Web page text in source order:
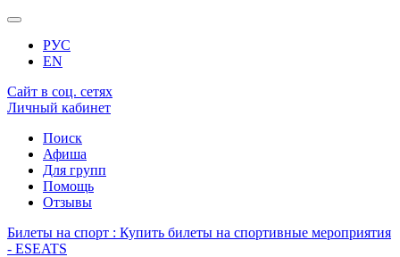
РУС
EN
Сайт в соц. сетях
Личный кабинет
Поиск
Афиша
Для групп
Помощь
Отзывы
Билеты на спорт : Купить билеты на спортивные мероприятия
- ESEATS